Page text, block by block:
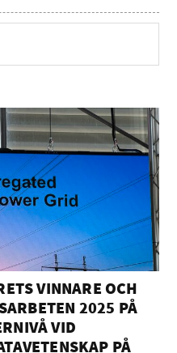
VINNARE OCH
2025 PÅ
VID
PÅ